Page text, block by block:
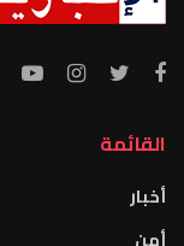
القائمة
أخبار